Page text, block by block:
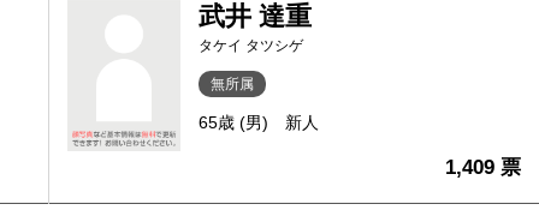
武井 達重
タケイ タツシゲ
無所属
65歳 (男) 新人
1,409 票